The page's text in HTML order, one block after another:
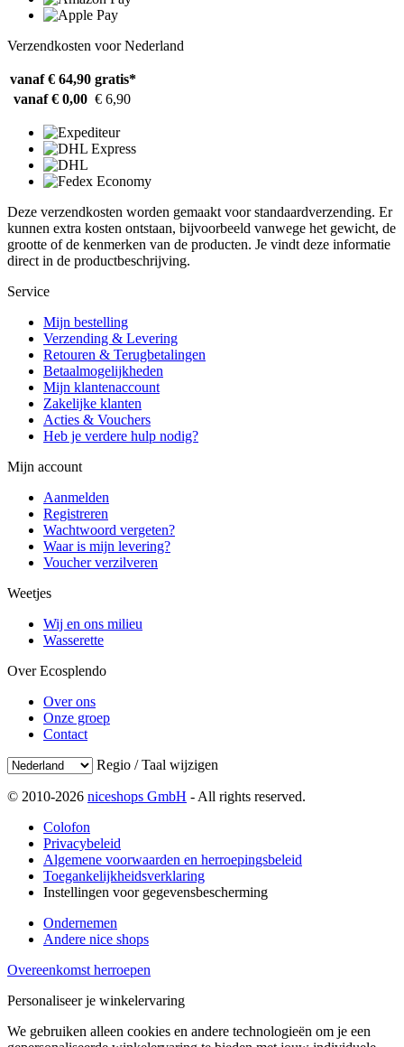
Verzendkosten voor Nederland
vanaf € 64,90 gratis*
vanaf € 0,00 € 6,90
Deze verzendkosten worden gemaakt voor standaardverzending. Er
kunnen extra kosten ontstaan, bijvoorbeeld vanwege het gewicht, de
grootte of de kenmerken van de producten. Je vindt deze informatie
direct in de productbeschrijving.
Service
Mijn bestelling
Verzending & Levering
Retouren & Terugbetalingen
Betaalmogelijkheden
Mijn klantenaccount
Zakelijke klanten
Acties & Vouchers
Heb je verdere hulp nodig?
Mijn account
Aanmelden
Registreren
Wachtwoord vergeten?
Waar is mijn levering?
Voucher verzilveren
Weetjes
Wij en ons milieu
Wasserette
Over Ecosplendo
Over ons
Onze groep
Contact
Regio / Taal wijzigen
© 2010-2026 niceshops GmbH - All rights reserved.
Colofon
Privacybeleid
Algemene voorwaarden en herroepingsbeleid
Toegankelijkheidsverklaring
Instellingen voor gegevensbescherming
Ondernemen
Andere nice shops
Overeenkomst herroepen
Personaliseer je winkelervaring
We gebruiken alleen cookies en andere technologieën om je een